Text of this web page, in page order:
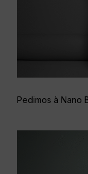
Pedimos à Nano